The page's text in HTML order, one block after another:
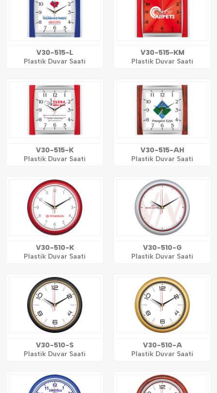
V30-515-L
Plastik Duvar Saati
V30-515-KM
Plastik Duvar Saati
V30-515-K
Plastik Duvar Saati
V30-515-AH
Plastik Duvar Saati
V30-510-K
Plastik Duvar Saati
V30-510-G
Plastik Duvar Saati
V30-510-S
Plastik Duvar Saati
V30-510-A
Plastik Duvar Saati